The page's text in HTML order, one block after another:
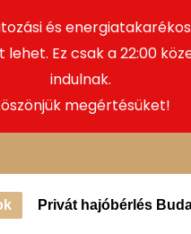
és
Ez csak a 22:00
indulnak.
megértésüket!
Privát hajóbérlés